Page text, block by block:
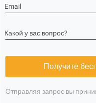
Email
Какой у вас вопрос?
Получите
Отправляя запрос вы